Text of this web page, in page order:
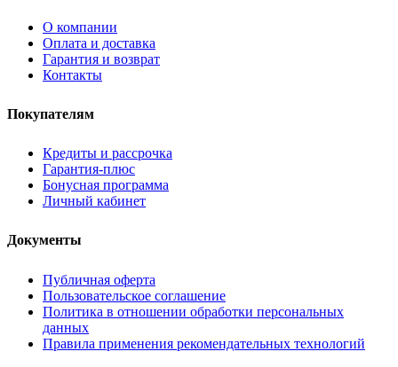
О компании
Оплата и доставка
Гарантия и возврат
Контакты
Покупателям
Кредиты и рассрочка
Гарантия-плюс
Бонусная программа
Личный кабинет
Документы
Публичная оферта
Пользовательское соглашение
Политика в отношении обработки персональных
данных
Правила применения рекомендательных технологий